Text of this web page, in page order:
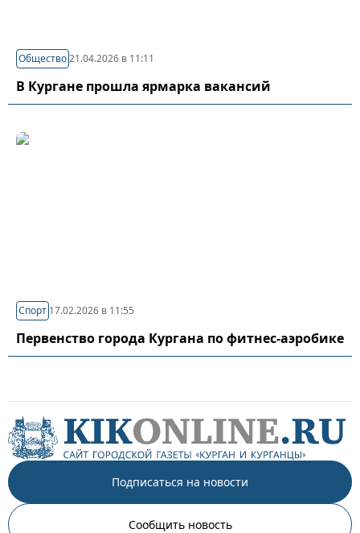
Общество21.04.2026 в 11:11
В Кургане прошла ярмарка вакансий
Спорт 17.02.2026 в 11:55
Первенство города Кургана по фитнес-аэробике
Подписаться на новости
Сообщить новость